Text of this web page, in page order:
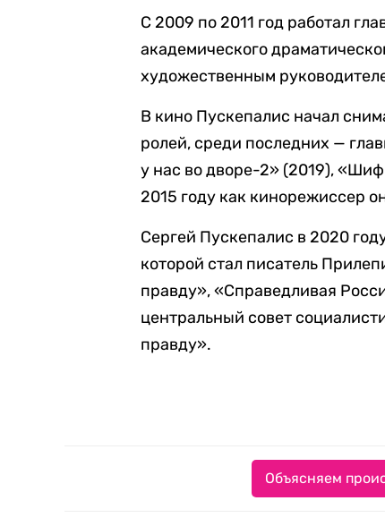
С 2009 по 2011 год работал
академического
художественным
В кино Пускепалис начал
ролей, среди последних —
у нас во дворе-2» (2019),
2015 году как кинорежиссер
Сергей Пускепалис в 2020
которой стал писатель
правду», «Справедливая
центральный совет
правду».
Объясняем